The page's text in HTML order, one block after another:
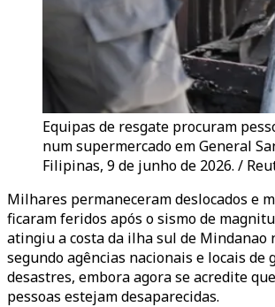
Equipas de resgate procuram
num supermercado em General
Filipinas, 9 de junho de 2026. /
Milhares permaneceram deslocados e
ficaram feridos após o sismo de
atingiu a costa da ilha sul de Mindanao
segundo agências nacionais e locais de
desastres, embora agora se acredite
pessoas estejam desaparecidas.